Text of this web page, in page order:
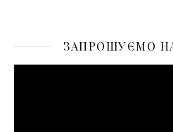
ЗАПРОШУЄМО